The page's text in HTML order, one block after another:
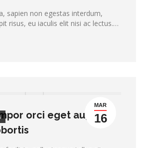
sapien non egestas interdum,
risus, eu iaculis elit nisi ac lectus.…
MAR
16
orci eget augue